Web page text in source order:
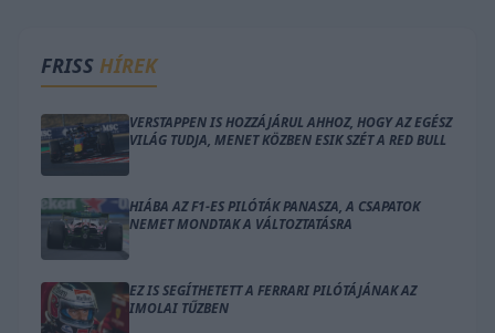
FRISS HÍREK
VERSTAPPEN IS HOZZÁJÁRUL AHHOZ, HOGY AZ EGÉSZ
VILÁG TUDJA, MENET KÖZBEN ESIK SZÉT A RED BULL
HIÁBA AZ F1-ES PILÓTÁK PANASZA, A CSAPATOK
NEMET MONDTAK A VÁLTOZTATÁSRA
EZ IS SEGÍTHETETT A FERRARI PILÓTÁJÁNAK AZ
IMOLAI TŰZBEN